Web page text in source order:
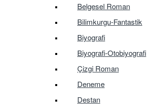
Belgesel Roman
Bilimkurgu-Fantastik
Biyografi
Biyografi-Otobiyografi
Çizgi Roman
Deneme
Destan